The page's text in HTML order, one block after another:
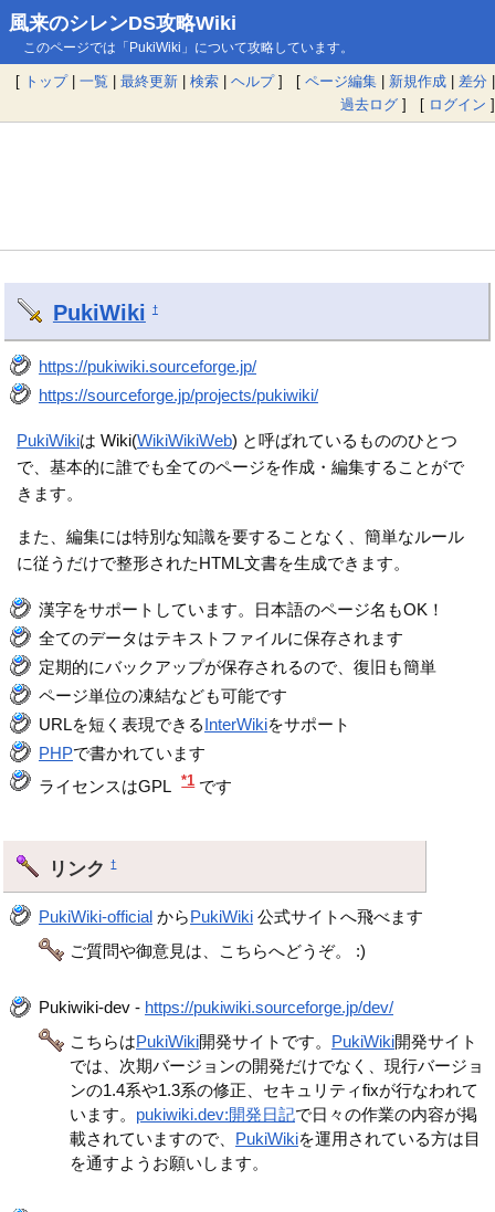
風来のシレンDS攻略Wiki
このページでは「PukiWiki」について攻略しています。
[ トップ| 一覧 | 最終更新 | 検索 | ヘルプ] [ ページ編集 | 新規作成 | 差分 |
過去ログ ] [ ログイン ]
PukiWiki †
https://pukiwiki.sourceforge.jp/
https://sourceforge.jp/projects/pukiwiki/
PukiWikiは Wiki(WikiWikiWeb) と呼ばれているもののひとつ
で、基本的に誰でも全てのページを作成・編集することがで
きます。
また、編集には特別な知識を要することなく、簡単なルール
に従うだけで整形されたHTML文書を生成できます。
漢字をサポートしています。日本語のページ名もOK！
全てのデータはテキストファイルに保存されます
定期的にバックアップが保存されるので、復旧も簡単
ページ単位の凍結なども可能です
URLを短く表現できるInterWikiをサポート
PHPで書かれています
ライセンスはGPL
*1 です
リンク†
PukiWiki-official からPukiWiki 公式サイトへ飛べます
ご質問や御意見は、こちらへどうぞ。 :)
Pukiwiki-dev - https://pukiwiki.sourceforge.jp/dev/
こちらはPukiWiki開発サイトです。 PukiWiki開発サイト
では、次期バージョンの開発だけでなく、現行バージョ
ンの1.4系や1.3系の修正、セキュリティfixが行なわれて
います。 pukiwiki.dev:開発日記で日々の作業の内容が掲
載されていますので、 PukiWikiを運用されている方は目
を通すようお願いします。